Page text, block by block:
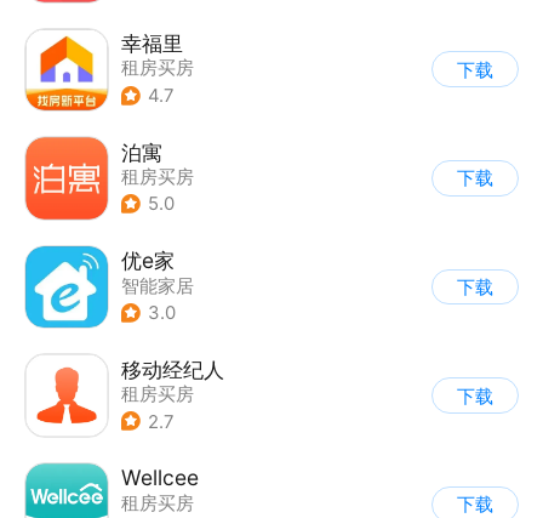
幸福里
租房买房
4.7
下载
泊寓
租房买房
5.0
下载
优e家
智能家居
3.0
下载
移动经纪人
租房买房
2.7
下载
Wellcee
租房买房
下载